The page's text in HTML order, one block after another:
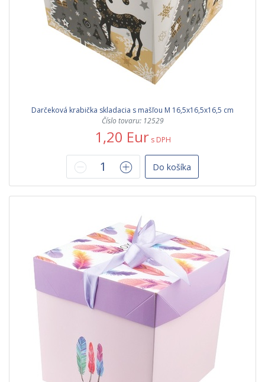
Darčeková krabička skladacia s mašľou M 16,5x16,5x16,5 cm
Číslo tovaru: 12529
1,20 Eur s DPH
Do košíka